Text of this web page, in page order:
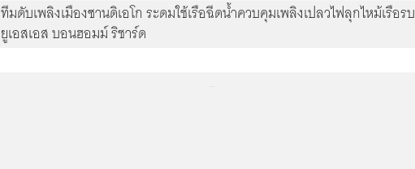
ทีมดับเพลิงเมืองซานดิเอโก ระดมใช้เรือฉีดน้ำควบคุมเพลิงเปลวไฟลุกไหม้เรือรบ
ยูเอสเอส บอนฮอมม์ ริชาร์ด